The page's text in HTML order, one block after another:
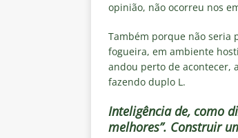
opinião, não ocorreu nos
Também porque não seria
fogueira, em ambiente
andou perto de acontecer,
fazendo duplo L.
Inteligência de, como
melhores”. Construir